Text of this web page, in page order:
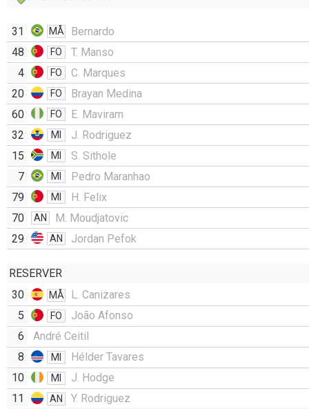
31 MÅ
Bernardo
48
FO
T. Manso
4
FO
C. Marques
20
FO
Brayan Medina
60
FO
E. Maviram
32
MI
J. Rodriguez
15
MI
S. Sithole
7
MI
Pedro Maranhao
79
MI
H. Felix
70
AN
M. Moudjatovic
29
AN Jordan Pefok
RESERVER
30
MÅ
L. Canizares
5
FO
João Afonso
6
André Ceitil
8
MI
Hélder Tavares
10
MI
J. Hodge
11
AN
Y. Rodriguez